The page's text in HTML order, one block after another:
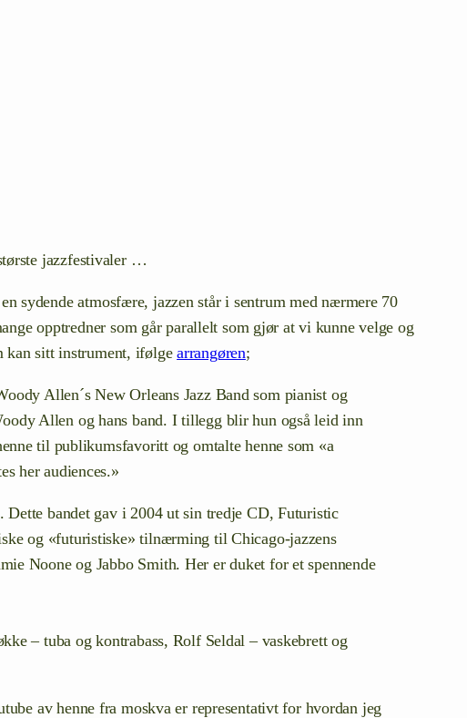
jazzfestivaler …
sydende atmosfære, jazzen står i sentrum med nærmere 70
opptredner som går parallelt som gjør at vi kunne velge og
kan sitt instrument, ifølgearrangøren;
Allen´s New Orleans Jazz Band som pianist og
Allen og hans band. I tillegg blir hun også leid inn
til publikumsfavoritt og omtalte henne som «a
her audiences.»
. Dette bandet gav i 2004 ut sin tredje CD, Futuristic
og «futuristiske» tilnærming til Chicago-jazzens
Noone og Jabbo Smith. Her er duket for et spennende
– tuba og kontrabass, Rolf Seldal – vaskebrett og
av henne fra moskva er representativt for hvordan jeg